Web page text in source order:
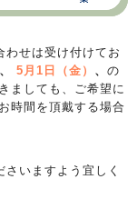
わせは受け付けてお
、 5月1日（金） 、 の
ましても、ご希望に
時間を頂戴する場合
いますよう宜しく